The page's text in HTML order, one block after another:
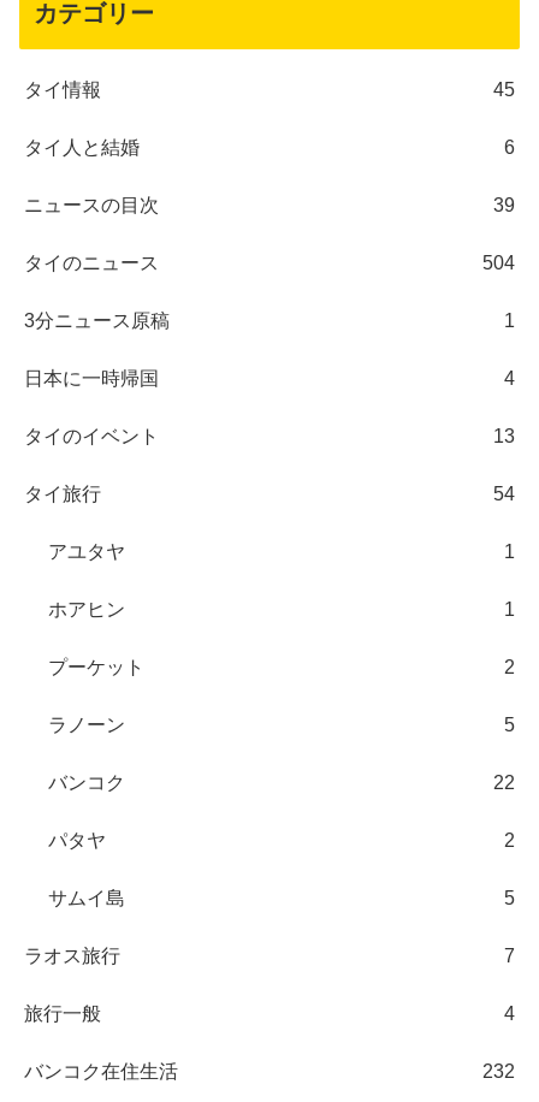
カテゴリー
タイ情報 45
タイ人と結婚 6
ニュースの目次 39
タイのニュース 504
3分ニュース原稿 1
日本に一時帰国 4
タイのイベント 13
タイ旅行 54
アユタヤ 1
ホアヒン 1
プーケット 2
ラノーン 5
バンコク 22
パタヤ 2
サムイ島 5
ラオス旅行 7
旅行一般 4
バンコク在住生活 232